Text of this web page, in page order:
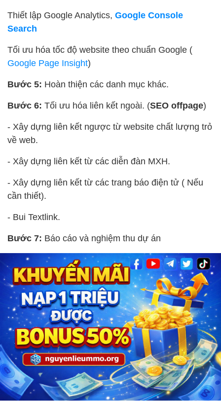
Thiết lập Google Analytics, Google Console
Search
Tối ưu hóa tốc độ website theo chuẩn Google (
Google Page Insight)
Bước 5: Hoàn thiện các danh mục khác.
Bước 6: Tối ưu hóa liên kết ngoài. (SEO offpage)
- Xây dựng liên kết ngược từ website chất lượng trỏ
về web.
- Xây dựng liên kết từ các diễn đàn MXH.
- Xây dựng liên kết từ các trang báo điện tử ( Nếu
cần thiết).
- Bui Textlink.
Bước 7: Báo cáo và nghiệm thu dự án